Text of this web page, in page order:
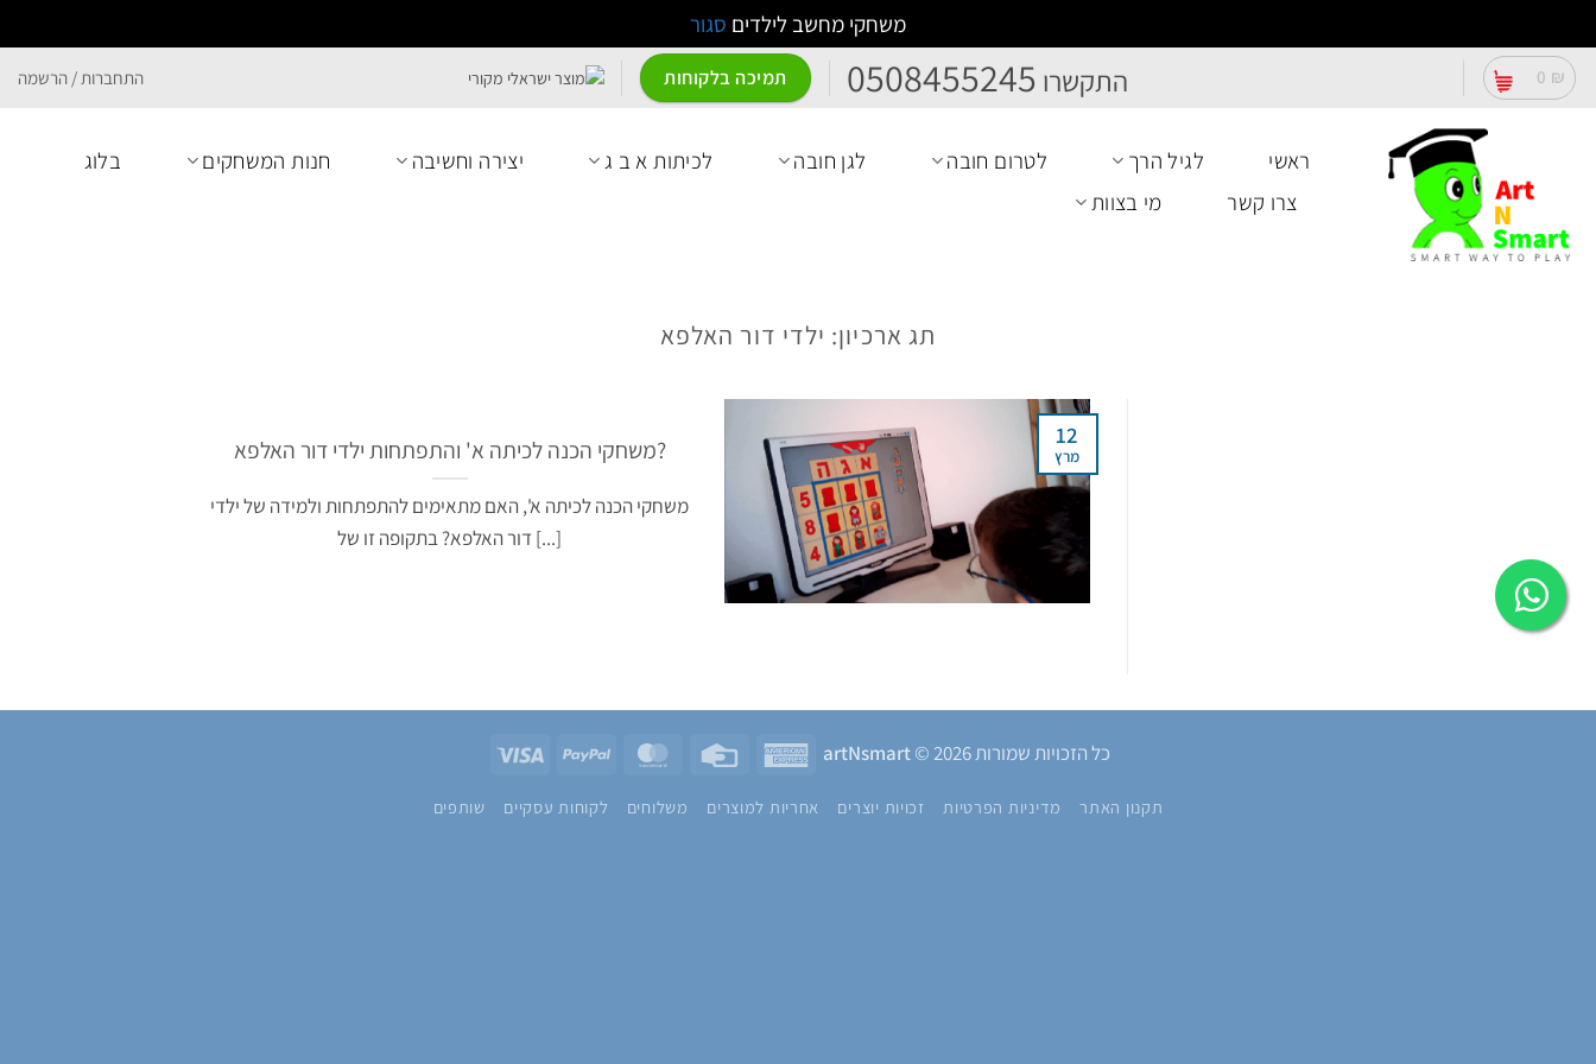
משחקי מחשב לילדים סגור
Skip
0 ₪ התקשרו 0508455245 תמיכה בלקוחות התחברות / הרשמה
ראשי לגיל הרך לטרום חובה לגן חובה לכיתות א ב ג יצירה וחשיבה חנות המשחקים
בלוג
צרו קשר
מי בצוות
תג ארכיון: ילדי דור האלפא
משחקי הכנה לכיתה א' והתפתחות ילדי דור האלפא?
משחקי הכנה לכיתה א', האם מתאימים להתפתחות ולמידה של ילדי
דור האלפא? בתקופה זו של [...]
12
מרץ
כל הזכויות שמורות 2026 © artNsmart
American
Credit
MasterCard
PayPal
תקנון האתר מדיניות הפרטיות זכויות יוצרים אחריות למוצרים משלוחים לקוחות עסקיים שותפים